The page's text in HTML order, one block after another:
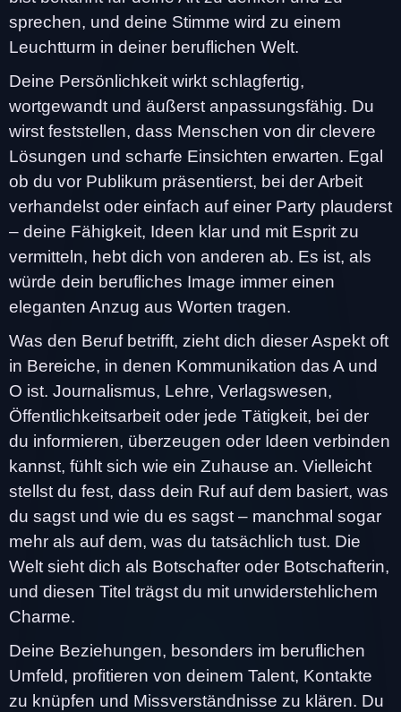
sprechen, und deine Stimme wird zu einem
Leuchtturm in deiner beruflichen Welt.
Deine Persönlichkeit wirkt schlagfertig,
wortgewandt und äußerst anpassungsfähig. Du
wirst feststellen, dass Menschen von dir clevere
Lösungen und scharfe Einsichten erwarten. Egal
ob du vor Publikum präsentierst, bei der Arbeit
verhandelst oder einfach auf einer Party plauderst
– deine Fähigkeit, Ideen klar und mit Esprit zu
vermitteln, hebt dich von anderen ab. Es ist, als
würde dein berufliches Image immer einen
eleganten Anzug aus Worten tragen.
Was den Beruf betrifft, zieht dich dieser Aspekt oft
in Bereiche, in denen Kommunikation das A und
O ist. Journalismus, Lehre, Verlagswesen,
Öffentlichkeitsarbeit oder jede Tätigkeit, bei der
du informieren, überzeugen oder Ideen verbinden
kannst, fühlt sich wie ein Zuhause an. Vielleicht
stellst du fest, dass dein Ruf auf dem basiert, was
du sagst und wie du es sagst – manchmal sogar
mehr als auf dem, was du tatsächlich tust. Die
Welt sieht dich als Botschafter oder Botschafterin,
und diesen Titel trägst du mit unwiderstehlichem
Charme.
Deine Beziehungen, besonders im beruflichen
Umfeld, profitieren von deinem Talent, Kontakte
zu knüpfen und Missverständnisse zu klären. Du